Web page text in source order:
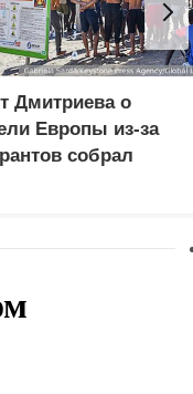
Дмитриева о
Европы из-за
собрал